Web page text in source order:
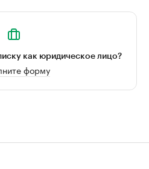
как юридическое лицо?
форму